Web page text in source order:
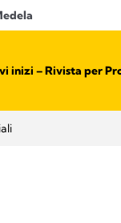
inizi – Rivista per